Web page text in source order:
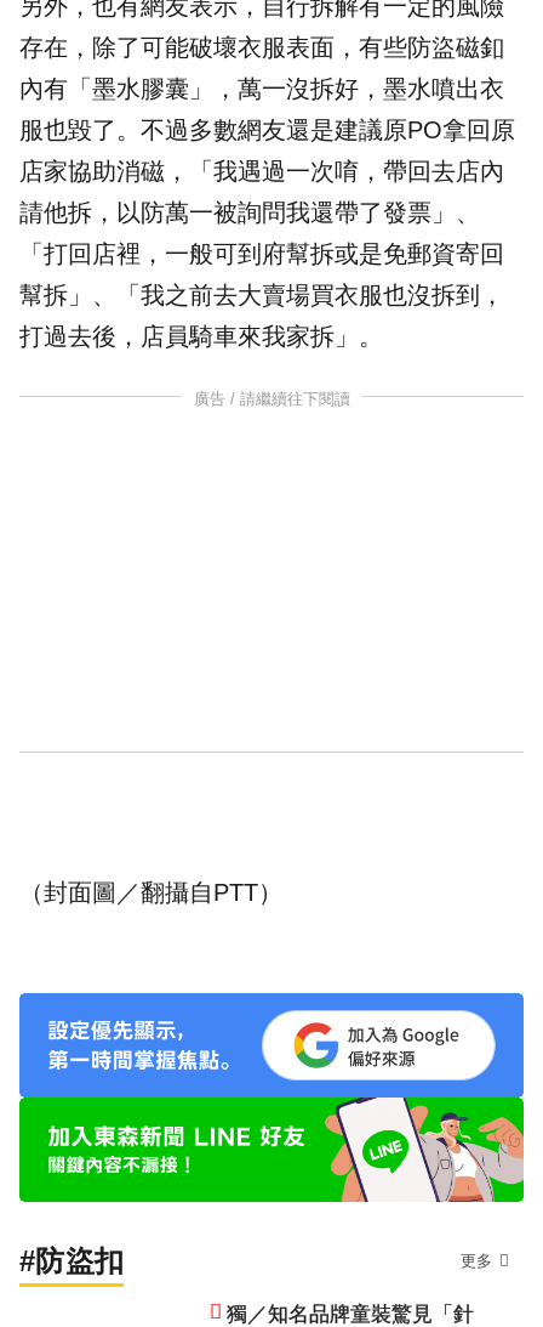
另外，也有網友表示，自行拆解有一定的風險
存在，除了可能破壞衣服表面，有些防盜磁釦
內有「墨水膠囊」，萬一沒拆好，墨水噴出衣
服也毀了。不過多數網友還是建議原PO拿回原
店家協助消磁，「我遇過一次唷，帶回去店內
請他拆，以防萬一被詢問我還帶了發票」、
「打回店裡，一般可到府幫拆或是免郵資寄回
幫拆」、「我之前去大賣場買衣服也沒拆到，
打過去後，店員騎車來我家拆」。
廣告 / 請繼續往下閱讀
（封面圖／翻攝自PTT）
#防盜扣 更多
獨／知名品牌童裝驚見「針